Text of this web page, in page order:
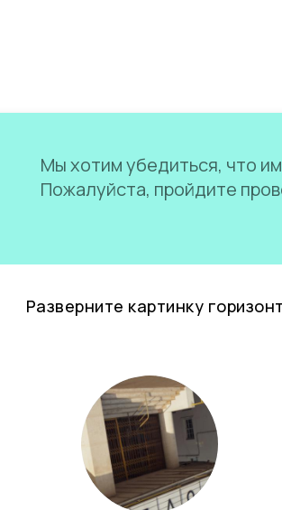
Мы хотим убедиться, что
Пожалуйста, пройдите
Разверните картинку